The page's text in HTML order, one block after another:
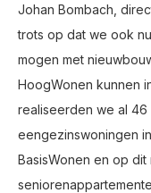
Johan Bombach,
trots op dat we ook
mogen met
HoogWonen kunnen
realiseerden we al
eengezinswoningen
BasisWonen en op